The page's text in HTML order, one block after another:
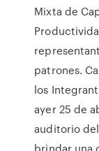
Mixta de
patrones.
los
ayer 25 de
auditorio
brindar una